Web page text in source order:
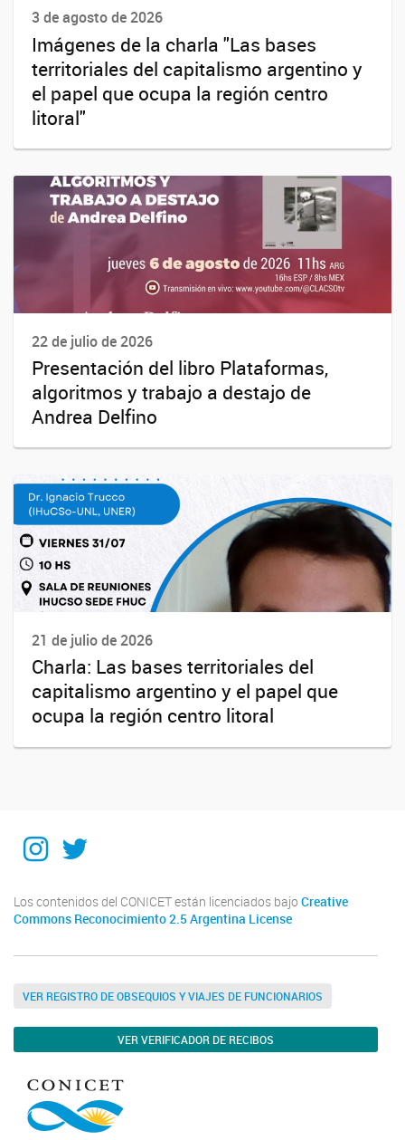
3 de agosto de 2026
Imágenes de la charla "Las bases
territoriales del capitalismo argentino y
el papel que ocupa la región centro
litoral"
22 de julio de 2026
Presentación del libro Plataformas,
algoritmos y trabajo a destajo de
Andrea Delfino
21 de julio de 2026
Charla: Las bases territoriales del
capitalismo argentino y el papel que
ocupa la región centro litoral
Instagram
Twitter
Los contenidos del CONICET están licenciados bajo Creative
Commons Reconocimiento 2.5 Argentina License
VER REGISTRO DE OBSEQUIOS Y VIAJES DE FUNCIONARIOS
VER VERIFICADOR DE RECIBOS